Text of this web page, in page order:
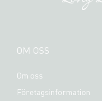
OM OSS
Om oss
Företagsinformation